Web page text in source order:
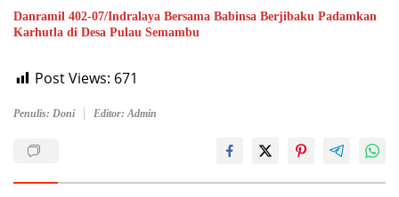
Danramil 402-07/Indralaya Bersama Babinsa Berjibaku Padamkan
Karhutla di Desa Pulau Semambu
Post Views: 671
Penulis: Doni Editor: Admin